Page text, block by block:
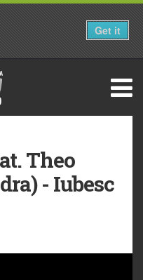
Theo
- Iubesc
Get it